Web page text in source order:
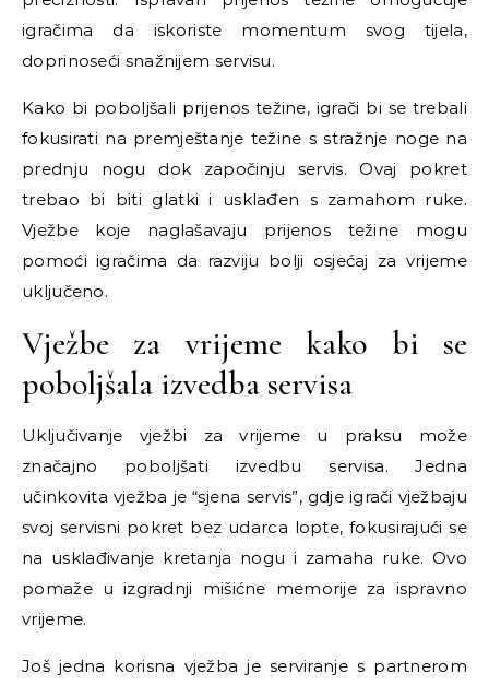
igračima da iskoriste momentum svog tijela,
doprinoseći snažnijem servisu.
Kako bi poboljšali prijenos težine, igrači bi se trebali
fokusirati na premještanje težine s stražnje noge na
prednju nogu dok započinju servis. Ovaj pokret
trebao bi biti glatki i usklađen s zamahom ruke.
Vježbe koje naglašavaju prijenos težine mogu
pomoći igračima da razviju bolji osjećaj za vrijeme
uključeno.
Vježbe za vrijeme kako bi se
poboljšala izvedba servisa
Uključivanje vježbi za vrijeme u praksu može
značajno poboljšati izvedbu servisa. Jedna
učinkovita vježba je “sjena servis”, gdje igrači vježbaju
svoj servisni pokret bez udarca lopte, fokusirajući se
na usklađivanje kretanja nogu i zamaha ruke. Ovo
pomaže u izgradnji mišićne memorije za ispravno
vrijeme.
Još jedna korisna vježba je serviranje s partnerom